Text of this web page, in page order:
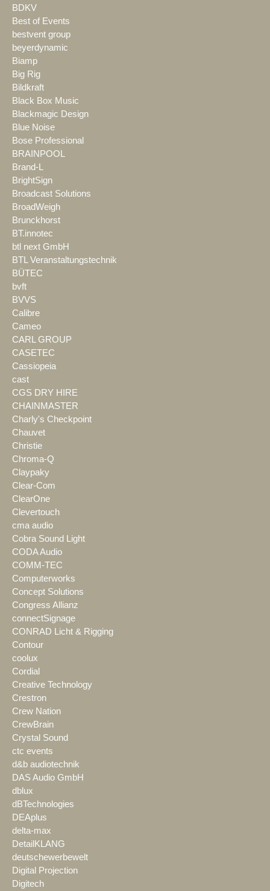
BDKV
Best of Events
bestvent group
beyerdynamic
Biamp
Big Rig
Bildkraft
Black Box Music
Blackmagic Design
Blue Noise
Bose Professional
BRAINPOOL
Brand-L
BrightSign
Broadcast Solutions
BroadWeigh
Brunckhorst
BT.innotec
btl next GmbH
BTL Veranstaltungstechnik
BÜTEC
bvft
BVVS
Calibre
Cameo
CARL GROUP
CASETEC
Cassiopeia
cast
CGS DRY HIRE
CHAINMASTER
Charly's Checkpoint
Chauvet
Christie
Chroma-Q
Claypaky
Clear-Com
ClearOne
Clevertouch
cma audio
Cobra Sound Light
CODA Audio
COMM-TEC
Computerworks
Concept Solutions
Congress Allianz
connectSignage
CONRAD Licht & Rigging
Contour
coolux
Cordial
Creative Technology
Crestron
Crew Nation
CrewBrain
Crystal Sound
ctc events
d&b audiotechnik
DAS Audio GmbH
dblux
dBTechnologies
DEAplus
delta-max
DetailKLANG
deutschewerbewelt
Digital Projection
Digitech